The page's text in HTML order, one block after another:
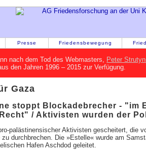
Presse Friedensbewegung
nach dem Tod des Webmasters, Peter
den Jahren 1996 – 2015 zur Verfügung.
Gaza
stoppt Blockadebrecher - "im
/ Aktivisten wurden der
palästinensischer Aktivisten gescheitert, die
durchbrechen. Die »Estelle« wurde am
Hafen Aschdod geleitet.